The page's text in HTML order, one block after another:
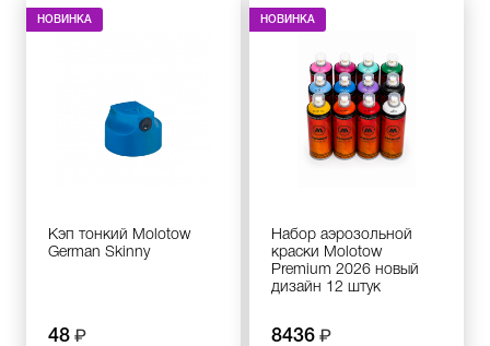
НОВИНКА
Кэп тонкий Molotow
German Skinny
48
НОВИНКА
Набор аэрозольной
краски Molotow
Premium 2026 новый
дизайн 12 штук
8436